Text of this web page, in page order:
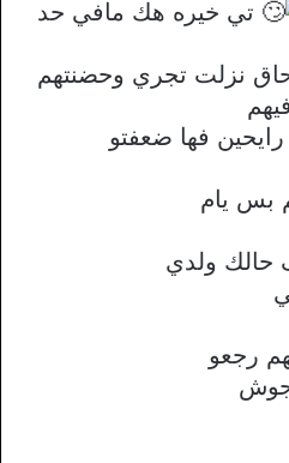
تي خيره هك مافي حد
نزلت تجري وحضنتهم
فها ضعفتو
بس يام
حالك ولدي
رجعو